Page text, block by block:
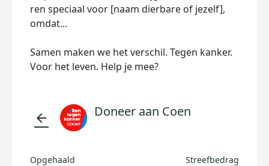
ren speciaal voor [naam dierbare of jezelf],
omdat...
Samen maken we het verschil. Tegen kanker.
Voor het leven. Help je mee?
arrow_back Doneer aan Coen
Opgehaald Streefbedrag